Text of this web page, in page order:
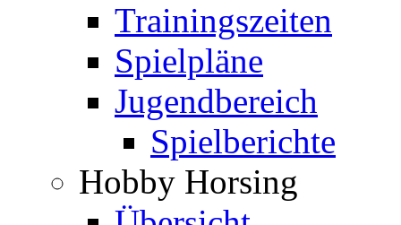
Trainingszeiten
Spielpläne
Jugendbereich
Spielberichte
Hobby Horsing